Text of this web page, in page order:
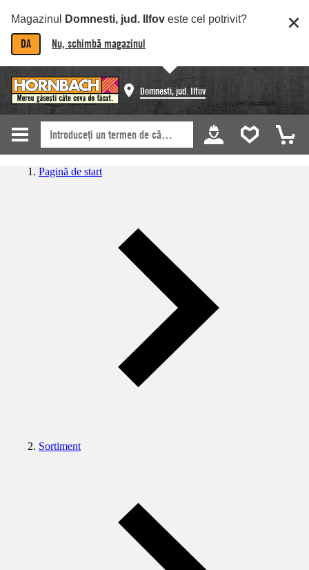
Magazinul Domnesti, jud. Ilfov este cel potrivit?
DA Nu, schimbă magazinul
Domnesti, jud. Ilfov
Pagină de start
Sortiment